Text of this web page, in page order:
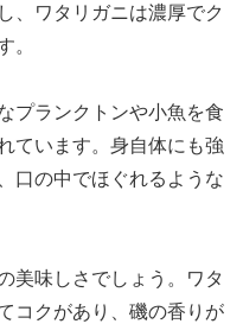
、ワタリガニは濃厚でク
。
プランクトンや小魚を食
ています。身自体にも強
口の中でほぐれるような
美味しさでしょう。ワタ
コクがあり、磯の香りが